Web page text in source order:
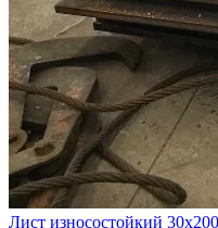
Лист износостойкий